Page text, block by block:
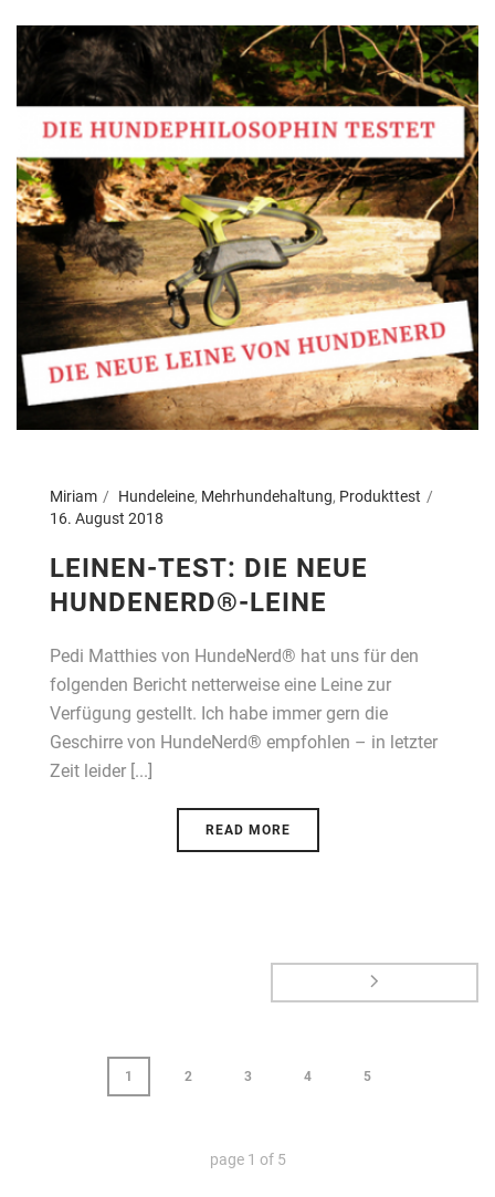
Miriam Hundeleine, Mehrhundehaltung, Produkttest
16. August 2018
LEINEN-TEST: DIE NEUE
HUNDENERD®-LEINE
Pedi Matthies von HundeNerd® hat uns für den
folgenden Bericht netterweise eine Leine zur
Verfügung gestellt. Ich habe immer gern die
Geschirre von HundeNerd® empfohlen – in letzter
Zeit leider [...]
READ MORE
1 2 3 4 5
page 1 of 5